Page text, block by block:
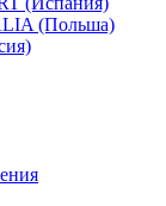
(Польша)